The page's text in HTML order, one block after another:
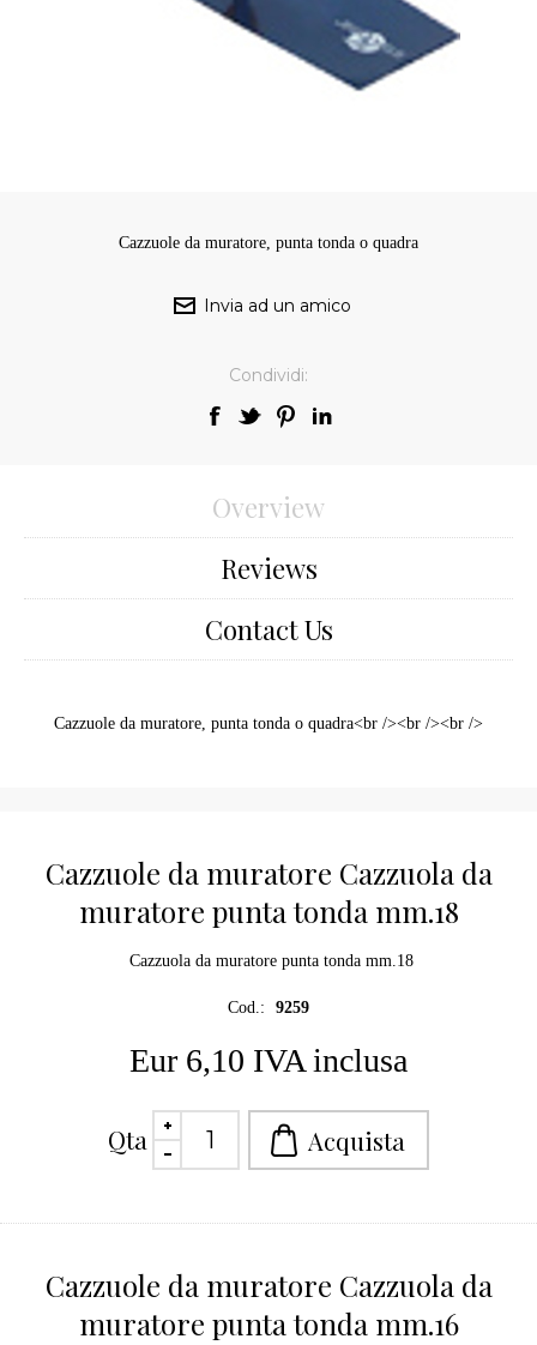
Cazzuole da muratore, punta tonda o quadra
Condividi:
Overview
Reviews
Contact Us
Cazzuole da muratore, punta tonda o quadra<br /><br /><br />
Cazzuole da muratore Cazzuola da
muratore punta tonda mm.18
Cazzuola da muratore punta tonda mm.18
Cod.: 9259
Eur 6,10 IVA inclusa
Qta
Cazzuole da muratore Cazzuola da
muratore punta tonda mm.16